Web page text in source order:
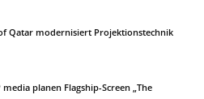
Qatar modernisiert Projektionstechnik
planen Flagship-Screen „The